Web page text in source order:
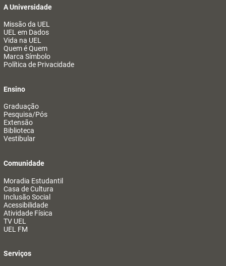
A Universidade
Missão da UEL
UEL em Dados
Vida na UEL
Quem é Quem
Marca Símbolo
Política de Privacidade
Ensino
Graduação
Pesquisa/Pós
Extensão
Biblioteca
Vestibular
Comunidade
Moradia Estudantil
Casa de Cultura
Inclusão Social
Acessibilidade
Atividade Física
TV UEL
UEL FM
Serviços